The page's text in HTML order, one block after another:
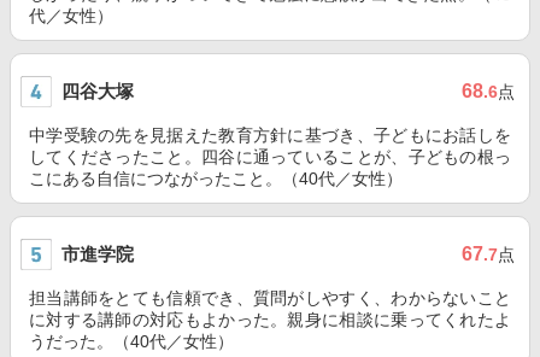
代／女性）
四谷大塚 68.6点
中学受験の先を見据えた教育方針に基づき、子どもにお話しを
してくださったこと。四谷に通っていることが、子どもの根っ
こにある自信につながったこと。（40代／女性）
市進学院 67.7点
担当講師をとても信頼でき、質問がしやすく、わからないこと
に対する講師の対応もよかった。親身に相談に乗ってくれたよ
うだった。（40代／女性）